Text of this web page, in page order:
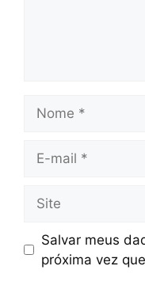
mail
Salvar meus
próxima vez